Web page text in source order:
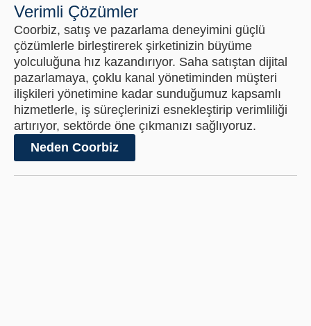
Verimli Çözümler
Coorbiz, satış ve pazarlama deneyimini güçlü
çözümlerle birleştirerek şirketinizin büyüme
yolculuğuna hız kazandırıyor. Saha satıştan dijital
pazarlamaya, çoklu kanal yönetiminden müşteri
ilişkileri yönetimine kadar sunduğumuz kapsamlı
hizmetlerle, iş süreçlerinizi esnekleştirip verimliliği
artırıyor, sektörde öne çıkmanızı sağlıyoruz.
Neden Coorbiz